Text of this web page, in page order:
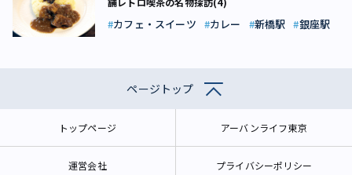
カフェ・スイーツ カレー 新橋駅 銀座駅
ページトップ
トップページ アーバンライフ東京
運営会社 プライバシーポリシー